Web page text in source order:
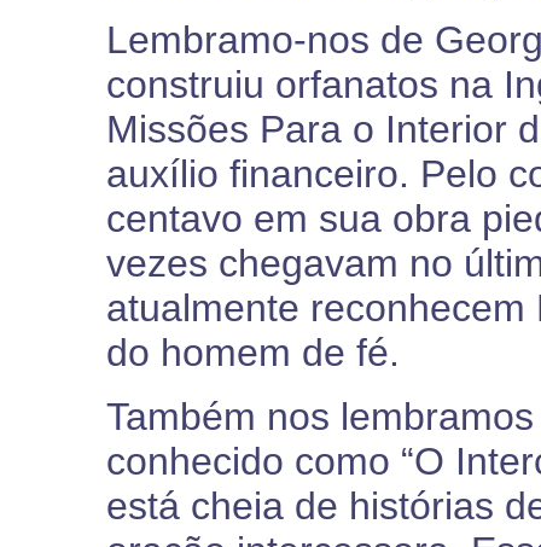
Lembramo-nos de
construiu orfanatos na
Missões Para o Interior
auxílio financeiro. Pelo
centavo em sua obra
vezes chegavam no
atualmente
do homem de fé.
Também nos
conhecido como “O
está cheia de histórias